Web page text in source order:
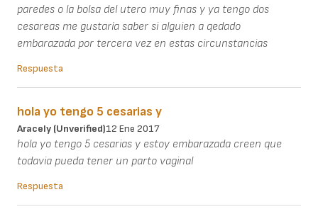
paredes o la bolsa del utero muy finas y ya tengo dos
cesareas me gustaría saber si alguien a qedado
embarazada por tercera vez en estas circunstancias
Respuesta
hola yo tengo 5 cesarias y
Aracely (unverified)12 Ene 2017
hola yo tengo 5 cesarias y estoy embarazada creen que
todavia pueda tener un parto vaginal
Respuesta